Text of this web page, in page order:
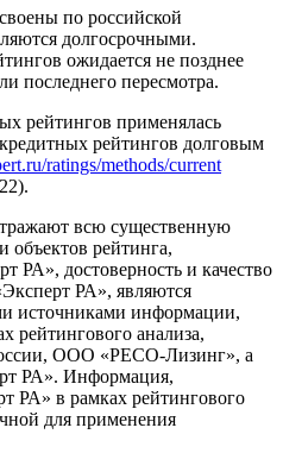
по российской
долгосрочными.
ожидается не позднее
последнего пересмотра.
рейтингов применялась
рейтингов долговым
ratings/methods/current
всю существенную
рейтинга,
достоверность и качество
РА», являются
источниками информации,
рейтингового анализа,
ООО «РЕСО-Лизинг», а
РА». Информация,
РА» в рамках рейтингового
для применения